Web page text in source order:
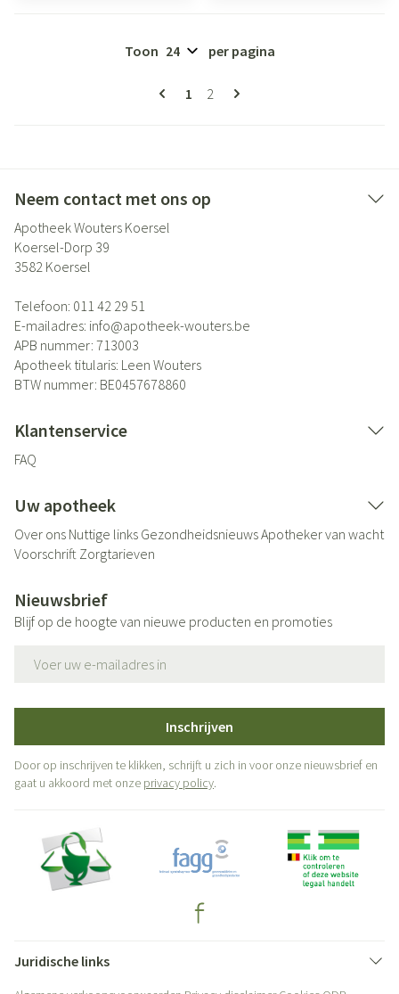
Pagina's
U lees momenteel pagina
1 Pagina
2
Toon per pagina
Neem contact met ons op
Apotheek Wouters Koersel
Koersel-Dorp 39
3582 Koersel
Telefoon: 011 42 29 51
E-mailadres: info@apotheek-wouters.be
APB nummer: 713003
Apotheek titularis: Leen Wouters
BTW nummer: BE0457678860
Klantenservice
FAQ
Uw apotheek
Over ons Nuttige links GezondheidsnieuwsApotheker van wacht
Voorschrift Zorgtarieven
Nieuwsbrief
Blijf op de hoogte van nieuwe producten en promoties
Inschrijven
Door op inschrijven te klikken, schrijft u zich in voor onze nieuwsbrief en
gaat u akkoord met onze privacy policy.
Juridische links